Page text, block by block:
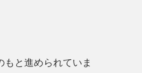
と進められていま